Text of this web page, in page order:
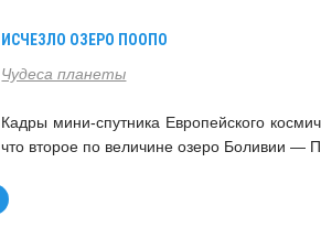
ИСЧЕЗЛО ОЗЕРО ПООПО
Чудеса планеты
Кадры мини-спутника Европейского
что второе по величине озеро Боливии